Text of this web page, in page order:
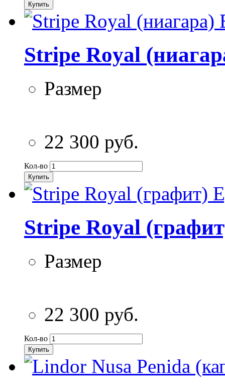
Купить
Stripe Royal
Размер
22 300 руб.
Кол-во
Купить
Stripe Royal
Размер
22 300 руб.
Кол-во
Купить